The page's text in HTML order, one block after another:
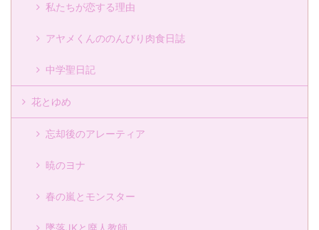
私たちが恋する理由
アヤメくんののんびり肉食日誌
中学聖日記
花とゆめ
忘却後のアレーティア
暁のヨナ
春の嵐とモンスター